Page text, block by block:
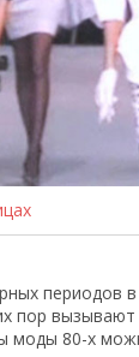
периодов
пор вызывают
моды 80-х